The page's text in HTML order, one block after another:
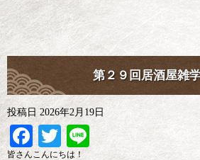
第２９回居酒屋雑
投稿日 2026年2月19日
Facebook
Twitter
Line
皆さんこんにちは！